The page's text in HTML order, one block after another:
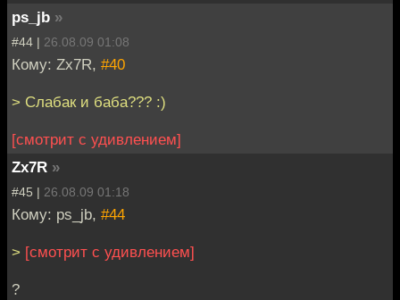
ps_jb »
#44 | 26.08.09 01:08
Кому: Zx7R, #40
> Слабак и баба??? :)
[смотрит с удивлением]
Zx7R »
#45 | 26.08.09 01:18
Кому: ps_jb, #44
> [смотрит с удивлением]
?